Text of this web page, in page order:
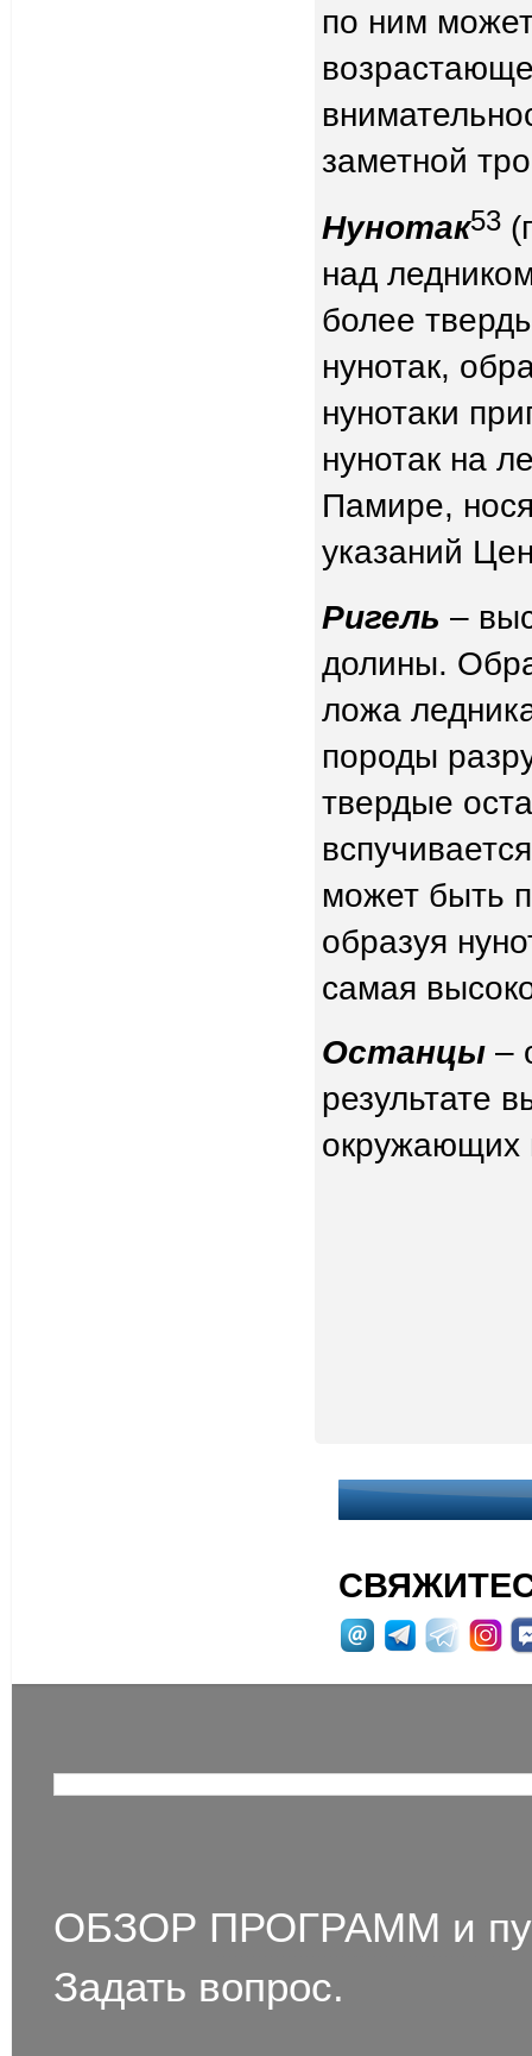
по ним
заметной
Нунотак53
над
более
нунотак,
нунотаки
нунотак на
Памире,
указаний
Ригель –
долины.
ложа
породы
твердые
может быть
образуя
самая
Останцы –
результате
окружающих
ОБЗОР ПРОГРАММ и
Задать вопрос.